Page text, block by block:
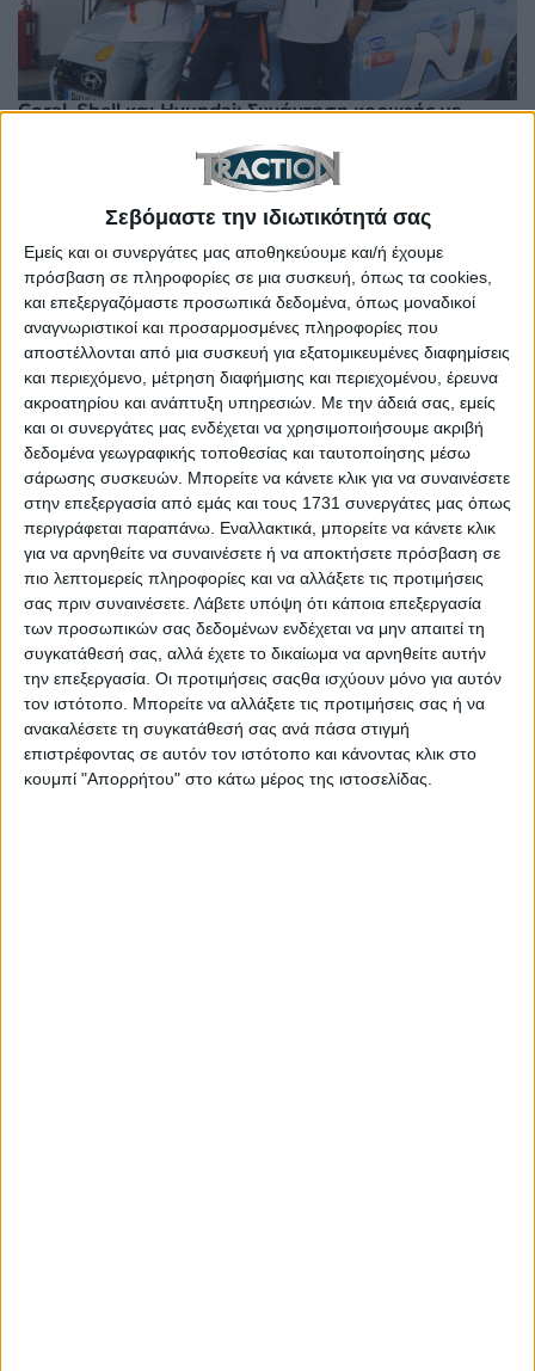
Σεβόμαστε την ιδιωτικότητά σας
Εμείς και οι συνεργάτες μας αποθηκεύουμε και/ή έχουμε
πρόσβαση σε πληροφορίες σε μια συσκευή, όπως τα cookies,
και επεξεργαζόμαστε προσωπικά δεδομένα, όπως μοναδικοί
αναγνωριστικοί και προσαρμοσμένες πληροφορίες που
αποστέλλονται από μια συσκευή για εξατομικευμένες διαφημίσεις
και περιεχόμενο, μέτρηση διαφήμισης και περιεχομένου, έρευνα
ακροατηρίου και ανάπτυξη υπηρεσιών. Με την άδειά σας, εμείς
και οι συνεργάτες μας ενδέχεται να χρησιμοποιήσουμε ακριβή
δεδομένα γεωγραφικής τοποθεσίας και ταυτοποίησης μέσω
σάρωσης συσκευών. Μπορείτε να κάνετε κλικ για να συναινέσετε
στην επεξεργασία από εμάς και τους 1731 συνεργάτες μας όπως
περιγράφεται παραπάνω. Εναλλακτικά, μπορείτε να κάνετε κλικ
για να αρνηθείτε να συναινέσετε ή να αποκτήσετε πρόσβαση σε
πιο λεπτομερείς πληροφορίες και να αλλάξετε τις προτιμήσεις
σας πριν συναινέσετε. Λάβετε υπόψη ότι κάποια επεξεργασία
των προσωπικών σας δεδομένων ενδέχεται να μην απαιτεί τη
συγκατάθεσή σας, αλλά έχετε το δικαίωμα να αρνηθείτε αυτήν
την επεξεργασία. Οι προτιμήσεις σαςθα ισχύουν μόνο για αυτόν
τον ιστότοπο. Μπορείτε να αλλάξετε τις προτιμήσεις σας ή να
ανακαλέσετε τη συγκατάθεσή σας ανά πάσα στιγμή
επιστρέφοντας σε αυτόν τον ιστότοπο και κάνοντας κλικ στο
κουμπί "Απορρήτου" στο κάτω μέρος της ιστοσελίδας.
Coral–Shell και Hyundai: Συνάντηση κορυφής με
Ο Όμιλος Motor Oil στηρίζει τον Γιάννη Λαγάκη,
αριστούχο των Πανελληνίων εξετάσεων